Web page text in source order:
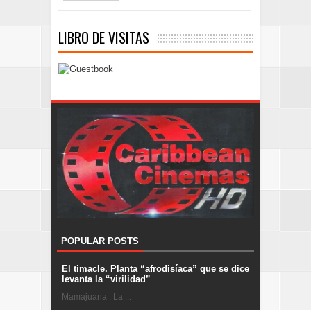
LIBRO DE VISITAS
POPULAR POSTS
El timacle. Planta “afrodisíaca” que se dice
levanta la “virilidad”
Mamajuana . La ...